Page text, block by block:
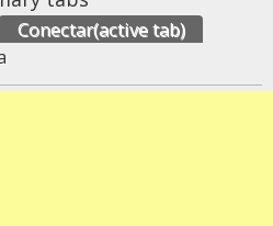
Conectar(active tab)